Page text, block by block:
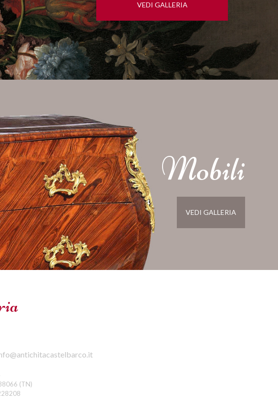
VEDI GALLERIA
Mobili
VEDI GALLERIA
(TN)